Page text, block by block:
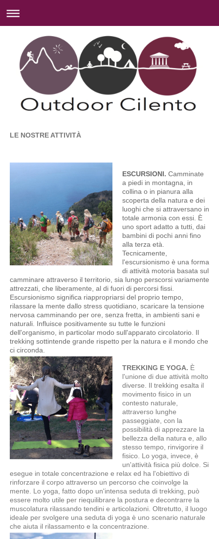
LE NOSTRE ATTIVITÀ
ESCURSIONI. Camminate
a piedi in montagna, in
collina o in pianura alla
scoperta della natura e dei
luoghi che si attraversano in
totale armonia con essi. È
uno sport adatto a tutti, dai
bambini di pochi anni fino
alla terza età.
Tecnicamente,
l'escursionismo è una forma
di attività motoria basata sul
camminare attraverso il territorio, sia lungo perscorsi variamente
attrezzati, che liberamente, al di fuori di percorsi fissi.
Escursionismo significa riappropriarsi del proprio tempo,
rilassare la mente dallo stress quotidiano, scaricare la tensione
nervosa camminando per ore, senza fretta, in ambienti sani e
naturali. Influisce positivamente su tutte le funzioni
dell'organismo, in particolar modo sull'apparato circolatorio. Il
trekking sottintende grande rispetto per la natura e il mondo che
ci circonda.
TREKKING E YOGA. È
l'unione di due attività molto
diverse. Il trekking esalta il
movimento fisico in un
contesto naturale,
attraverso lunghe
passeggiate, con la
possibilità di apprezzare la
bellezza della natura e, allo
stesso tempo, rinvigorire il
fisico. Lo yoga, invece, è
un'attività fisica più dolce. Si
esegue in totale concentrazione e relax ed ha l'obiettivo di
rinforzare il corpo attraverso un percorso che coinvolge la
mente. Lo yoga, fatto dopo un'intensa seduta di trekking, può
essere molto utile per riequilibrare la postura e decontrarre la
muscolatura rilassando tendini e articolazioni. Oltretutto, il luogo
ideale per svolgere una seduta di yoga è uno scenario naturale
che aiuta il rilassamento e la concentrazione.